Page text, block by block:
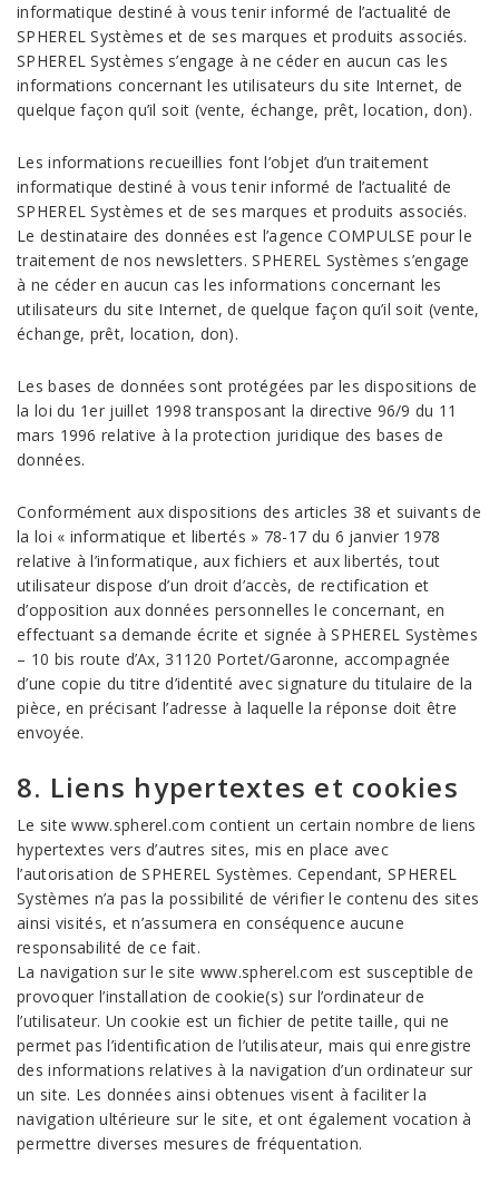
informatique destiné à vous tenir informé de l’actualité de
SPHEREL Systèmes et de ses marques et produits associés.
SPHEREL Systèmes s’engage à ne céder en aucun cas les
informations concernant les utilisateurs du site Internet, de
quelque façon qu’il soit (vente, échange, prêt, location, don).
Les informations recueillies font l’objet d’un traitement
informatique destiné à vous tenir informé de l’actualité de
SPHEREL Systèmes et de ses marques et produits associés.
Le destinataire des données est l’agence COMPULSE pour le
traitement de nos newsletters. SPHEREL Systèmes s’engage
à ne céder en aucun cas les informations concernant les
utilisateurs du site Internet, de quelque façon qu’il soit (vente,
échange, prêt, location, don).
Les bases de données sont protégées par les dispositions de
la loi du 1er juillet 1998 transposant la directive 96/9 du 11
mars 1996 relative à la protection juridique des bases de
données.
Conformément aux dispositions des articles 38 et suivants de
la loi « informatique et libertés » 78-17 du 6 janvier 1978
relative à l’informatique, aux fichiers et aux libertés, tout
utilisateur dispose d’un droit d’accès, de rectification et
d’opposition aux données personnelles le concernant, en
effectuant sa demande écrite et signée à SPHEREL Systèmes
– 10 bis route d’Ax, 31120 Portet/Garonne, accompagnée
d’une copie du titre d’identité avec signature du titulaire de la
pièce, en précisant l’adresse à laquelle la réponse doit être
envoyée.
8. Liens hypertextes et cookies
Le site www.spherel.com contient un certain nombre de liens
hypertextes vers d’autres sites, mis en place avec
l’autorisation de SPHEREL Systèmes. Cependant, SPHEREL
Systèmes n’a pas la possibilité de vérifier le contenu des sites
ainsi visités, et n’assumera en conséquence aucune
responsabilité de ce fait.
La navigation sur le site www.spherel.com est susceptible de
provoquer l’installation de cookie(s) sur l’ordinateur de
l’utilisateur. Un cookie est un fichier de petite taille, qui ne
permet pas l’identification de l’utilisateur, mais qui enregistre
des informations relatives à la navigation d’un ordinateur sur
un site. Les données ainsi obtenues visent à faciliter la
navigation ultérieure sur le site, et ont également vocation à
permettre diverses mesures de fréquentation.